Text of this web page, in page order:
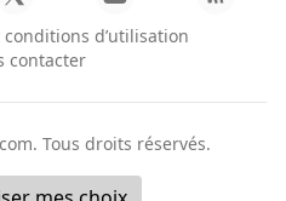
d’utilisation
contacter
. Tous droits réservés.